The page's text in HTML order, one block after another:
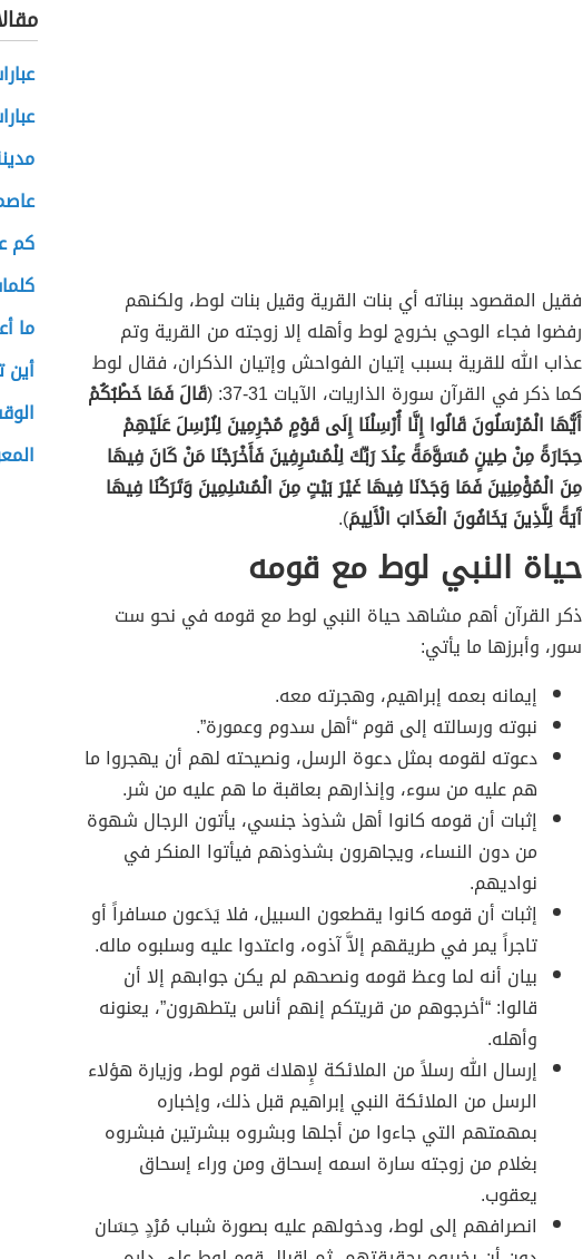
فقيل المقصود ببناته أي بنات القرية وقيل بنات لوط، ولكنهم
رفضوا فجاء الوحي بخروج لوط وأهله إلا زوجته من القرية وتم
عذاب الله للقرية بسبب إتيان الفواحش وإتيان الذكران، فقال لوط
كما ذكر في القرآن سورة الذاريات، الآيات 31-37: (
قَالَ فَمَا خَطْبُكُمْ
أَيُّهَا الْمُرْسَلُونَ قَالُوا إِنَّا أُرْسِلْنَا إِلَى قَوْمٍ مُجْرِمِينَ لِنُرْسِلَ عَلَيْهِمْ
حِجَارَةً مِنْ طِينٍ مُسَوَّمَةً عِنْدَ رَبِّكَ لِلْمُسْرِفِينَ فَأَخْرَجْنَا مَنْ كَانَ فِيهَا
مِنَ الْمُؤْمِنِينَ فَمَا وَجَدْنَا فِيهَا غَيْرَ بَيْتٍ مِنَ الْمُسْلِمِينَ وَتَرَكْنَا فِيهَا
آَيَةً لِلَّذِينَ يَخَافُونَ الْعَذَابَ الْأَلِيمَ).
حياة النبي لوط مع قومه
ذكر القرآن أهم مشاهد حياة النبي لوط مع قومه في نحو ست
سور، وأبرزها ما يأتي:
إيمانه بعمه إبراهيم، وهجرته معه.
نبوته ورسالته إلى قوم “أهل سدوم وعمورة”.
دعوته لقومه بمثل دعوة الرسل، ونصيحته لهم أن يهجروا ما
هم عليه من سوء، وإنذارهم بعاقبة ما هم عليه من شر.
إثبات أن قومه كانوا أهل شذوذ جنسي، يأتون الرجال شهوة
من دون النساء، ويجاهرون بشذوذهم فيأتوا المنكر في
نواديهم.
إثبات أن قومه كانوا يقطعون السبيل، فلا يَدَعون مسافراً أو
تاجراً يمر في طريقهم إلاَّ آذوه، واعتدوا عليه وسلبوه ماله.
بيان أنه لما وعظ قومه ونصحهم لم يكن جوابهم إلا أن
قالوا: “أخرجوهم من قريتكم إنهم أناس يتطهرون”، يعنونه
وأهله.
إرسال الله رسلاً من الملائكة لإِهلاك قوم لوط، وزيارة هؤلاء
الرسل من الملائكة النبي إبراهيم قبل ذلك، وإخباره
بمهمتهم التي جاءوا من أجلها وبشروه ببشرتين فبشروه
بغلام من زوجته سارة اسمه إسحاق ومن وراء إسحاق
يعقوب.
انصرافهم إلى لوط، ودخولهم عليه بصورة شباب مُرْدٍ حِسَان
كم
ما